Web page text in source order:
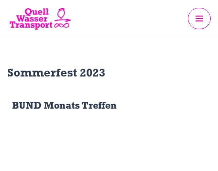
Zum
Sommerfest 2023
BUND Monats Treffen